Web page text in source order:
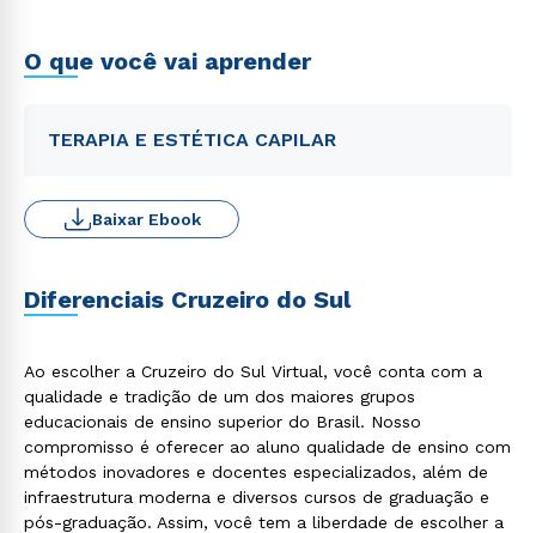
O que você vai aprender
TERAPIA E ESTÉTICA CAPILAR
Baixar Ebook
Diferenciais Cruzeiro do Sul
Ao escolher a Cruzeiro do Sul Virtual, você conta com a
qualidade e tradição de um dos maiores grupos
educacionais de ensino superior do Brasil. Nosso
compromisso é oferecer ao aluno qualidade de ensino com
métodos inovadores e docentes especializados, além de
infraestrutura moderna e diversos cursos de graduação e
pós-graduação. Assim, você tem a liberdade de escolher a